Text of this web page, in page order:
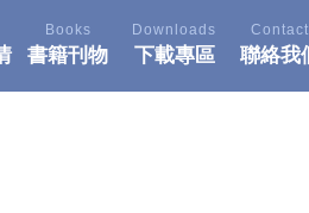
Books
書籍刊物
Downloads
下載專區
Contact
聯絡我